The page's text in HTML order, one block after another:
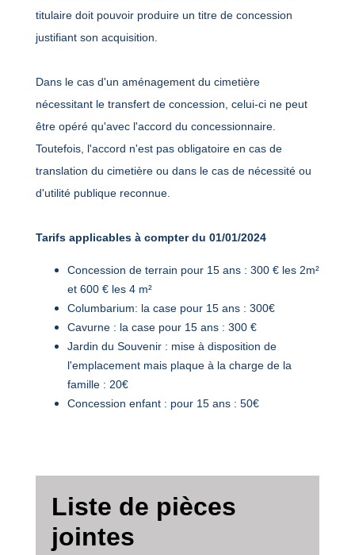
titulaire doit pouvoir produire un titre de concession
justifiant son acquisition.
Dans le cas d'un aménagement du cimetière
nécessitant le transfert de concession, celui-ci ne peut
être opéré qu'avec l'accord du concessionnaire.
Toutefois, l'accord n'est pas obligatoire en cas de
translation du cimetière ou dans le cas de nécessité ou
d'utilité publique reconnue.
Tarifs applicables à compter du 01/01/2024
Concession de terrain pour 15 ans : 300 € les 2m²
et 600 € les 4 m²
Columbarium: la case pour 15 ans : 300€
Cavurne : la case pour 15 ans : 300 €
Jardin du Souvenir : mise à disposition de
l'emplacement mais plaque à la charge de la
famille : 20€
Concession enfant : pour 15 ans : 50€
Liste de pièces
jointes